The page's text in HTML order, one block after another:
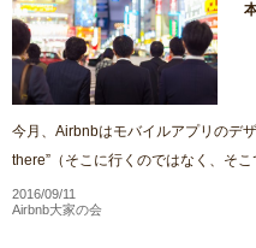
今月、Airbnbはモバイルアプリのデ
there”（そこに行くのではなく、そこ
2016/09/11
Airbnb大家の会